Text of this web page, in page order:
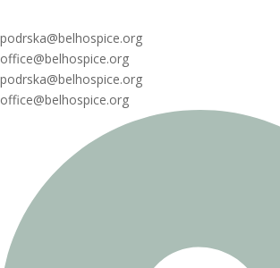
podrska@belhospice.org
office@belhospice.org
podrska@belhospice.org
office@belhospice.org